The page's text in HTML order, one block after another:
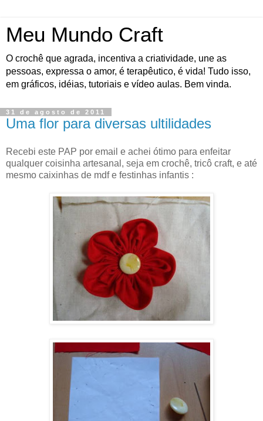
Meu Mundo Craft
O crochê que agrada, incentiva a criatividade, une as
pessoas, expressa o amor, é terapêutico, é vida! Tudo isso,
em gráficos, idéias, tutoriais e vídeo aulas. Bem vinda.
31 de agosto de 2011
Uma flor para diversas ultilidades
Recebi este PAP por email e achei ótimo para enfeitar
qualquer coisinha artesanal, seja em crochê, tricô craft, e até
mesmo caixinhas de mdf e festinhas infantis :